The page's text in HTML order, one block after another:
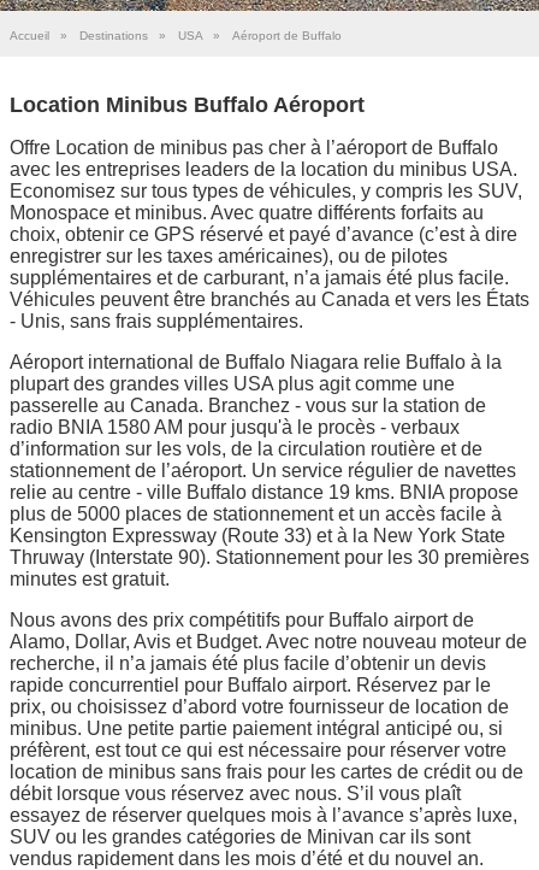
Accueil » Destinations » USA » Aéroport de Buffalo
Location Minibus Buffalo Aéroport
Offre Location de minibus pas cher à l’aéroport de Buffalo
avec les entreprises leaders de la location du minibus USA.
Economisez sur tous types de véhicules, y compris les SUV,
Monospace et minibus. Avec quatre différents forfaits au
choix, obtenir ce GPS réservé et payé d’avance (c’est à dire
enregistrer sur les taxes américaines), ou de pilotes
supplémentaires et de carburant, n’a jamais été plus facile.
Véhicules peuvent être branchés au Canada et vers les États
- Unis, sans frais supplémentaires.
Aéroport international de Buffalo Niagara relie Buffalo à la
plupart des grandes villes USA plus agit comme une
passerelle au Canada. Branchez - vous sur la station de
radio BNIA 1580 AM pour jusqu'à le procès - verbaux
d’information sur les vols, de la circulation routière et de
stationnement de l’aéroport. Un service régulier de navettes
relie au centre - ville Buffalo distance 19 kms. BNIA propose
plus de 5000 places de stationnement et un accès facile à
Kensington Expressway (Route 33) et à la New York State
Thruway (Interstate 90). Stationnement pour les 30 premières
minutes est gratuit.
Nous avons des prix compétitifs pour Buffalo airport de
Alamo, Dollar, Avis et Budget. Avec notre nouveau moteur de
recherche, il n’a jamais été plus facile d’obtenir un devis
rapide concurrentiel pour Buffalo airport. Réservez par le
prix, ou choisissez d’abord votre fournisseur de location de
minibus. Une petite partie paiement intégral anticipé ou, si
préfèrent, est tout ce qui est nécessaire pour réserver votre
location de minibus sans frais pour les cartes de crédit ou de
débit lorsque vous réservez avec nous. S’il vous plaît
essayez de réserver quelques mois à l’avance s’après luxe,
SUV ou les grandes catégories de Minivan car ils sont
vendus rapidement dans les mois d’été et du nouvel an.